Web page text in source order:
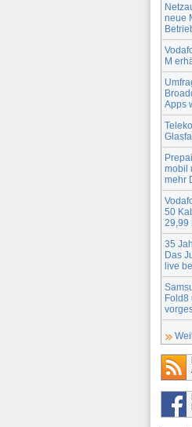
neue
M
Apps
mobil
mehr
50
29,99
35
Das
live
Fold8